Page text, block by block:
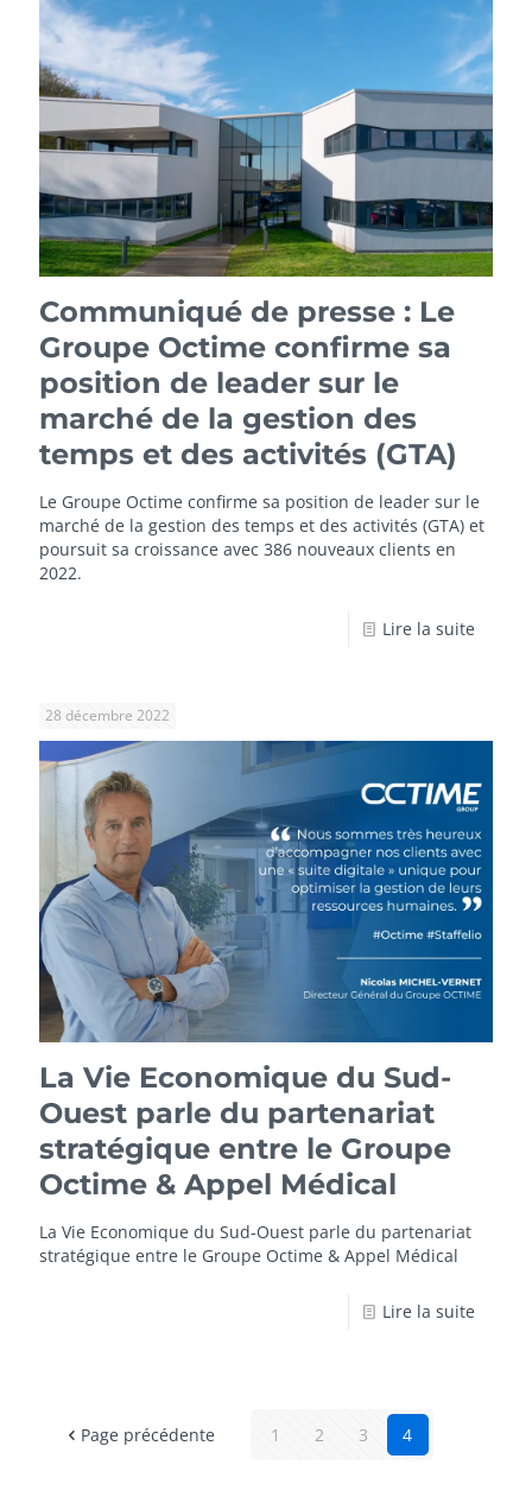
Communiqué de presse : Le
Groupe Octime confirme sa
position de leader sur le
marché de la gestion des
temps et des activités (GTA)
Le Groupe Octime confirme sa position de leader sur le
marché de la gestion des temps et des activités (GTA) et
poursuit sa croissance avec 386 nouveaux clients en
2022.
Lire la suite
28 décembre 2022
La Vie Economique du Sud-
Ouest parle du partenariat
stratégique entre le Groupe
Octime & Appel Médical
La Vie Economique du Sud-Ouest parle du partenariat
stratégique entre le Groupe Octime & Appel Médical
Lire la suite
Page précédente 1 2 3 4